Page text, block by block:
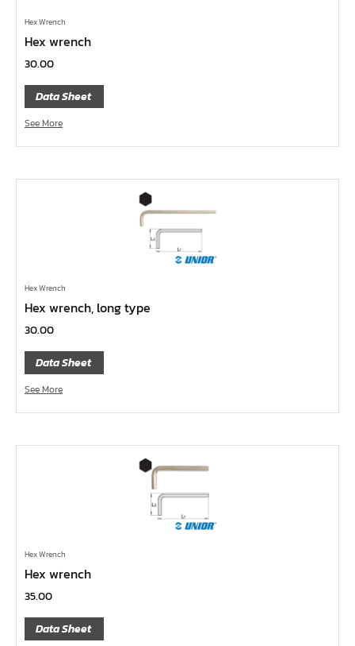
ค้อนช่างเหล็ก
ค้อนทุบหิน
ค้อนหัวกลม
คีมตัดสายเคเบิ้ล
คีมย้ำสายไฟ
คีมล๊อค
คีมปากนกแก้ว,​คีมตัดตะปู
คีมคอม้า
คีมปากจิ้งจก
ลูกบ๊อกซ์ลม ขนาด 2.1/2"
ลูกบ๊อกซ์ลม ขนาด 1.1/2"
ลูกบ๊อกซ์ลม ขนาด 1/2"
ลูกบ๊อกซ์ ผ่า
ลูกบ๊อกซ์ ท๊อกซ์ พลัส 1/2"
ลูกบ๊อกซ์ ท๊อกซ์ สั้น ยาว, ยาวพิเศษ 1/4", 3/8" ,1/2", 3/4"
Hex Wrench
Hex wrench
30.00
Data Sheet
See More
Hex Wrench
Hex wrench, long type
30.00
Data Sheet
See More
Hex Wrench
Hex wrench
35.00
Data Sheet